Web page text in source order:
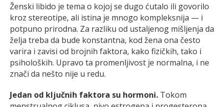
Ženski libido je tema o kojoj se dugo ćutalo ili govorilo
kroz stereotipe, ali istina je mnogo kompleksnija — i
potpuno prirodna. Za razliku od ustaljenog mišljenja da
želja treba da bude konstantna, kod žena ona često
varira i zavisi od brojnih faktora, kako fizičkih, tako i
psiholoških. Upravo ta promenljivost je normalna, i ne
znači da nešto nije u redu.
Jedan od ključnih faktora su hormoni. Tokom